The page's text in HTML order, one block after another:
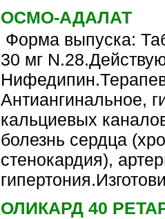
ОСМО-АДАЛАТ
Форма выпуска:
30 мг
Антиангинальное,
кальциевых
болезнь сердца
стенокардия),
ОЛИКАРД 40